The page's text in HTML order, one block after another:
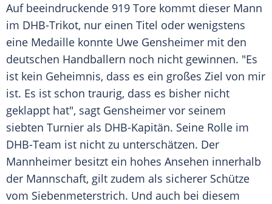
Auf beeindruckende 919 Tore kommt dieser Mann
im DHB-Trikot, nur einen Titel oder wenigstens
eine Medaille konnte Uwe Gensheimer mit den
deutschen Handballern noch nicht gewinnen. "Es
ist kein Geheimnis, dass es ein großes Ziel von mir
ist. Es ist schon traurig, dass es bisher nicht
geklappt hat", sagt Gensheimer vor seinem
siebten Turnier als DHB-Kapitän. Seine Rolle im
DHB-Team ist nicht zu unterschätzen. Der
Mannheimer besitzt ein hohes Ansehen innerhalb
der Mannschaft, gilt zudem als sicherer Schütze
vom Siebenmeterstrich. Und auch bei diesem